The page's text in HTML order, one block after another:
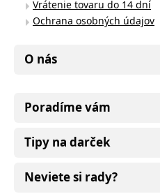
Vrátenie tovaru do 14 dní
Ochrana osobných údajov
O nás
Poradíme vám
Tipy na darček
Neviete si rady?